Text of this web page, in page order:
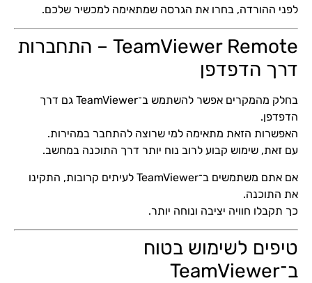
לפני ההורדה, בחרו את הגרסה שמתאימה למכשיר שלכם.
TeamViewer Remote – התחברות
דרך הדפדפן
בחלק מהמקרים אפשר להשתמש ב־TeamViewer גם דרך
הדפדפן.
האפשרות הזאת מתאימה למי שרוצה להתחבר במהירות.
עם זאת, שימוש קבוע לרוב נוח יותר דרך התוכנה במחשב.
אם אתם משתמשים ב־TeamViewer לעיתים קרובות, התקינו
את התוכנה.
כך תקבלו חוויה יציבה ונוחה יותר.
טיפים לשימוש בטוח
ב־TeamViewer